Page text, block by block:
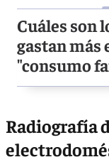
Cuáles son
gastan más
"consumo
Radiografía